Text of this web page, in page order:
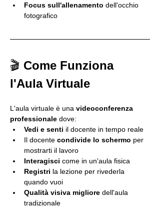
Focus sull'allenamento dell'occhio
fotografico
🎬 Come Funziona
l'Aula Virtuale
L'aula virtuale è una videoconferenza
professionale dove:
Vedi e senti il docente in tempo reale
Il docente condivide lo schermo per
mostrarti il lavoro
Interagisci come in un'aula fisica
Registri la lezione per rivederla
quando vuoi
Qualità visiva migliore dell'aula
tradizionale